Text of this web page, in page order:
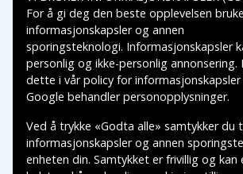
HP ZBOOK X2 G4 BASE MODELL
ARBEIDSSTASJON - X3U56AV
HP ZBOOK X2 G4 BASE MODELL
ARBEIDSSTASJON - X3U57AV
HP ZBOOK X2 G4 AVTAGBAR
2ZB79EA
HP ZBOOK X2 G4 AVTAGBAR
2ZB79ET
HP ZBOOK X2 G4 AVTAGBAR
Betalingsalternativer
Leveringsalternativer
For å gi deg den beste opplevelsen
informasjonskapsler og annen
sporingsteknologi. Informasjonskapsler
personlig og ikke-personlig annonsering.
dette i vårpolicy for informasjonskapsler
Google behandler personopplysninger.
Ved å trykke «Godta alle» samtykker du
informasjonskapsler og annen
enheten din. Samtykket er frivillig og kan